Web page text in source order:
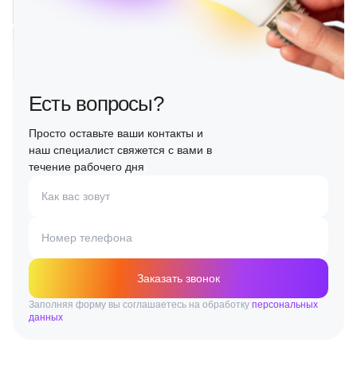
Есть вопросы?
Просто оставьте ваши контакты и
наш специалист свяжется с вами в
течение рабочего дня
Как вас зовут
Номер телефона
Заказать звонок
Заполняя форму вы соглашаетесь на обработку персональных
данных